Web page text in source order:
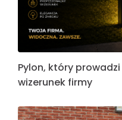
Pylon, który
wizerunek firmy